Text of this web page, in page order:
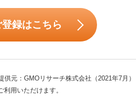
録はこちら
元：GMOリサーチ株式会社（2021年7月）
用いただけます。